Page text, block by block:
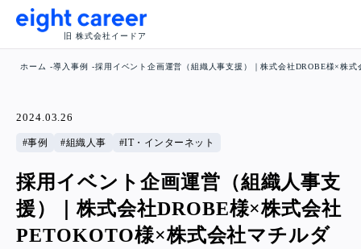
旧 株式会社イードア
ホーム 導入事例 採用イベント企画運営（組織人事支援）｜株式会社DROBE様×株
2024.03.26
事例 組織人事 IT・インターネット
採用イベント企画運営（組織人事支
援）｜株式会社DROBE様×株式会社
PETOKOTO様×株式会社マチルダ